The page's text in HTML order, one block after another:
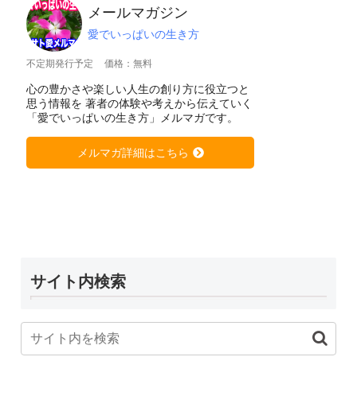
メールマガジン
愛でいっぱいの生き方
不定期発行予定 価格：無料
心の豊かさや楽しい人生の創り方に役立つと
思う情報を 著者の体験や考えから伝えていく
「愛でいっぱいの生き方」メルマガです。
メルマガ詳細はこちら
サイト内検索